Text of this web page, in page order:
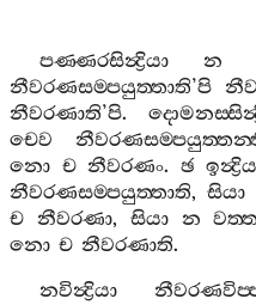
පණ‍්ණරසින්‍ද්‍රියා න
නීවරණසම‍්පයුත‍්තාති’පි
නීවරණාති’පි.
චෙව
නො ච නීවරණං. ඡ
නීවරණසම‍්පයුත‍්තාති, සියා
ච නීවරණා, සියා න
නො ච නීවරණාති.
නවින්‍ද්‍රියා